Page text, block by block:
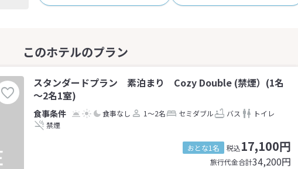
スタンダードプラン 素泊まり Cozy Double (禁煙）(1名
～2名1室)
食事なし 1～2名 セミダブル バス
トイレ
禁煙
おとな1名 税込17,100円
旅行代金合計34,200円